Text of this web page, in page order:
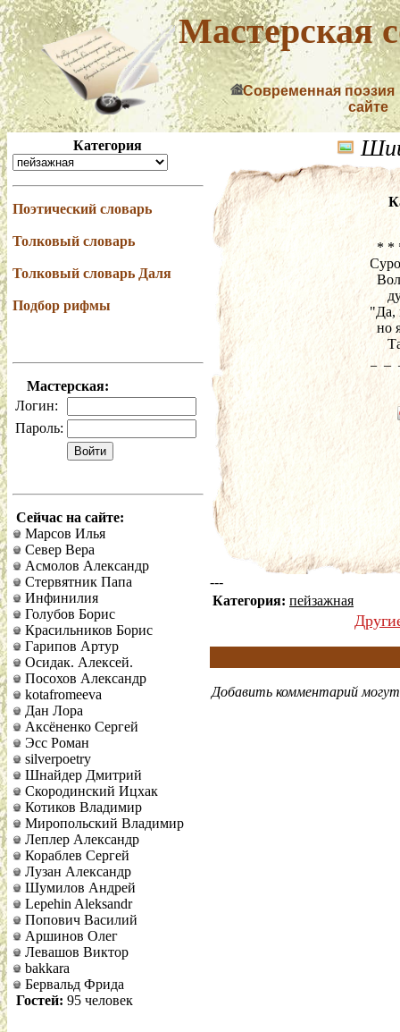
Мастерская
Современная поэзия
сайте
Категория
Поэтический словарь
Толковый словарь
Толковый словарь Даля
Подбор рифмы
Мастерская:
Логин:
Пароль:
Сейчас на сайте:
Марсов Илья
Север Вера
Асмолов Александр
Стервятник Папа
Инфинилия
Голубов Борис
Красильников Борис
Гарипов Артур
Осидак. Алексей.
Посохов Александр
kotafromeeva
Дан Лора
Аксёненко Сергей
Эсс Роман
silverpoetry
Шнайдер Дмитрий
Скородинский Ицхак
Котиков Владимир
Миропольский Владимир
Леплер Александр
Кораблев Сергей
Лузан Александр
Шумилов Андрей
Lepehin Aleksandr
Попович Василий
Аршинов Олег
Левашов Виктор
bakkara
Бервальд Фрида
Гостей: 95 человек
* *
"Да,
но
Так
_  _
---
Категория: пейзажная
Добавить комментарий